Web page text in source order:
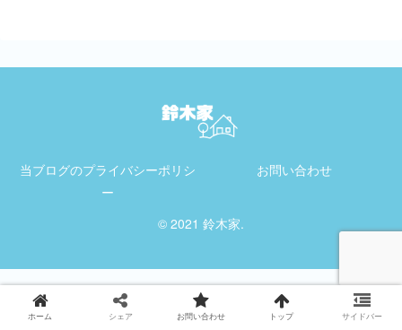
当ブログのプライバシーポリシ
ー
お問い合わせ
© 2021 鈴木家.
ホーム シェア お問い合わせ トップ サイドバー